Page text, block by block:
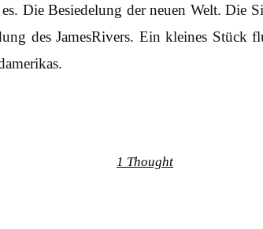
Die Besiedelung der neuen Welt. Die
des JamesRivers. Ein kleines Stück
1 Thought